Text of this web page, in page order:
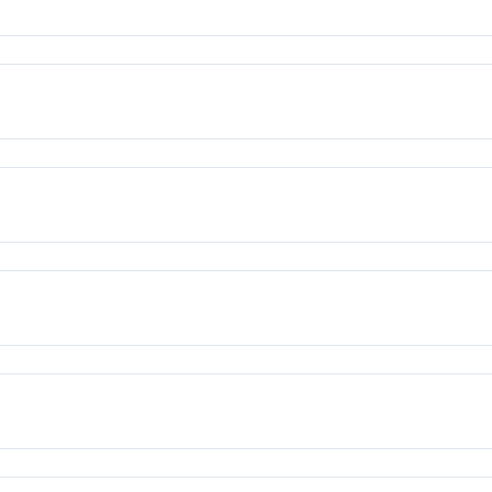
et harmonieux.
le fonctionnement de base d'un environnementMac
équipé des logiciels dédiés est mis à la disposition de